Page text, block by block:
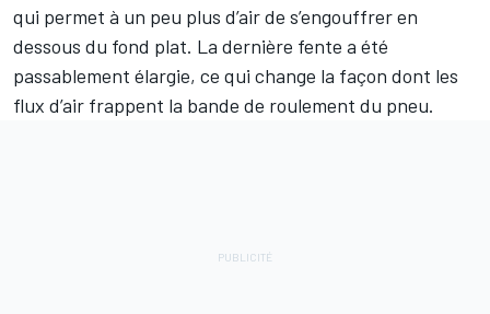
qui permet à un peu plus d’air de s’engouffrer en
dessous du fond plat. La dernière fente a été
passablement élargie, ce qui change la façon dont les
flux d’air frappent la bande de roulement du pneu.